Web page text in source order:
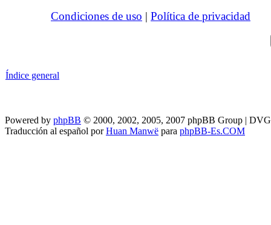
Condiciones de uso | Política de privacidad
Índice general
Powered by phpBB © 2000, 2002, 2005, 2007 phpBB Group |
Traducción al español porHuan Manwë para phpBB-Es.COM